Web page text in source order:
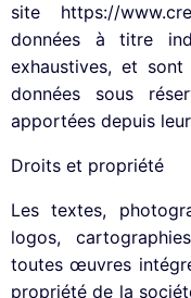
site https://
données à titre
exhaustives, et sont
données sous
apportées depuis
Droits et propriété
Les textes,
logos,
toutes œuvres
propriété de la